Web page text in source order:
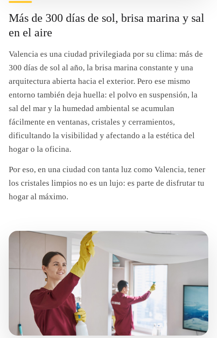
Más de 300 días de sol, brisa marina y sal
en el aire
Valencia es una ciudad privilegiada por su clima: más de
300 días de sol al año, la brisa marina constante y una
arquitectura abierta hacia el exterior. Pero ese mismo
entorno también deja huella: el polvo en suspensión, la
sal del mar y la humedad ambiental se acumulan
fácilmente en ventanas, cristales y cerramientos,
dificultando la visibilidad y afectando a la estética del
hogar o la oficina.
Por eso, en una ciudad con tanta luz como Valencia, tener
los cristales limpios no es un lujo: es parte de disfrutar tu
hogar al máximo.